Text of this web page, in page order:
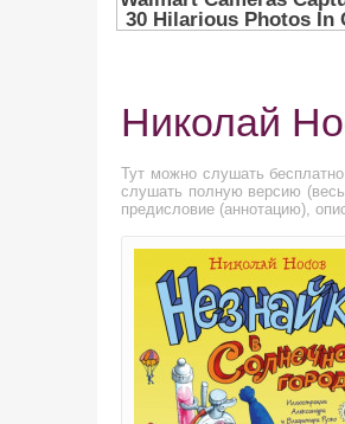
Николай
Тут можно слушать
слушать полную версию (весь
предисловие (аннотацию),